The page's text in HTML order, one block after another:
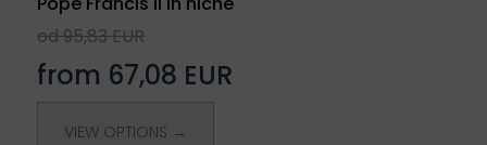
od 95,83 EUR
from 67,08 EUR
VIEW OPTIONS →